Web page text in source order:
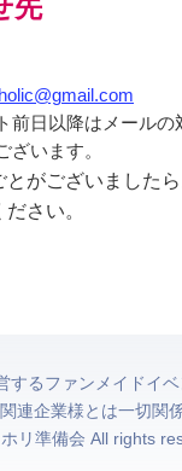
先
前日以降はメールの
ざいます。
とがございました
さい。
するファンメイドイ
連企業様とは一切関
リ準備会 All rights